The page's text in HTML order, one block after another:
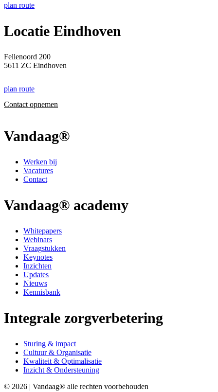
plan route
Locatie Eindhoven
Fellenoord 200
5611 ZC Eindhoven
plan route
Contact opnemen
Vandaag®
Werken bij
Vacatures
Contact
Vandaag® academy
Whitepapers
Webinars
Vraagstukken
Keynotes
Inzichten
Updates
Nieuws
Kennisbank
Integrale zorgverbetering
Sturing & impact
Cultuur & Organisatie
Kwaliteit & Optimalisatie
Inzicht & Ondersteuning
© 2026 | Vandaag® alle rechten voorbehouden